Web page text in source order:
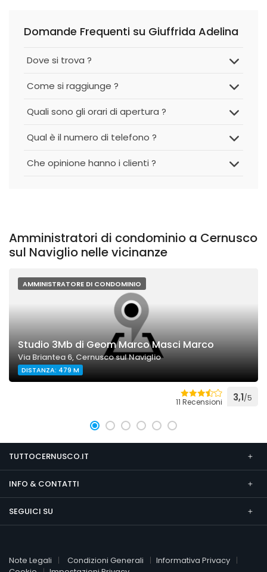
Domande Frequenti su Giuffrida Adelina
Dove si trova ?
Come si raggiunge ?
Quali sono gli orari di apertura ?
Qual è il numero di telefono ?
Che opinione hanno i clienti ?
Amministratori di condominio a Cernusco
sul Naviglio nelle vicinanze
AMMINISTRATORE DI CONDOMINIO
Studio 3Mb di Geom Marco Masci Marco
Via Briantea 6, Cernusco sul Naviglio
DISTANZA: 479 M
11 Recensioni 3,1/5
TUTTOCERNUSCO.IT
INFO & CONTATTI
SEGUICI SU
Note Legali Condizioni Generali
Informativa Privacy